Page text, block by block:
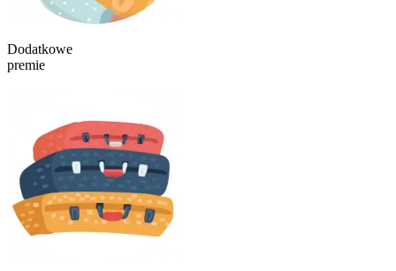
Dodatkowe
premie